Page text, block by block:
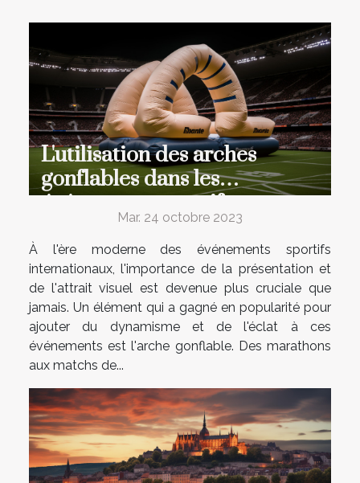
L'utilisation des arches
gonflables dans les
événements sportifs
internationauxMar. 24 octobre 2023
À l'ère moderne des événements sportifs
internationaux, l'importance de la présentation et
de l'attrait visuel est devenue plus cruciale que
jamais. Un élément qui a gagné en popularité pour
ajouter du dynamisme et de l'éclat à ces
événements est l'arche gonflable. Des marathons
aux matchs de...